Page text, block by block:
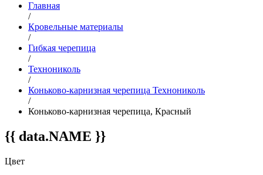
Главная
/
Кровельные материалы
/
Гибкая черепица
/
Технониколь
/
Коньково-карнизная черепица Технониколь
/
Коньково-карнизная черепица, Красный
{{ data.NAME }}
Цвет